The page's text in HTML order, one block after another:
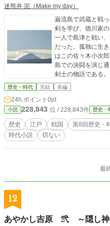
迷熊井 泥（Make my day）
巌流島で武蔵と戦
剣を学び、徳川家
一人で島津と戦い
だった。孤独に生
はこの佐々木小次
島での決闘を演じ
剣士の物語である。
歴史・時代 完結 長編
24h.ポイント 0pt
小説 228,843 位 / 228,843件 歴史・
歴史 江戸 戦国 第8回歴史・
時代小説
切ない
最
12
あやかし吉原 弐 ～隠し神